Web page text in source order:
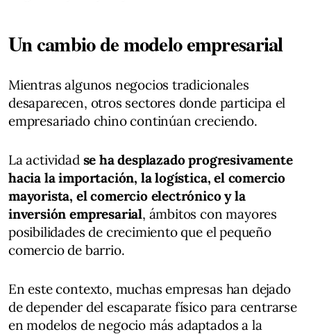
Un cambio de modelo empresarial
Mientras algunos negocios tradicionales
desaparecen, otros sectores donde participa el
empresariado chino continúan creciendo.
La actividad se ha desplazado progresivamente
hacia la importación, la logística, el comercio
mayorista, el comercio electrónico y la
inversión empresarial, ámbitos con mayores
posibilidades de crecimiento que el pequeño
comercio de barrio.
En este contexto, muchas empresas han dejado
de depender del escaparate físico para centrarse
en modelos de negocio más adaptados a la